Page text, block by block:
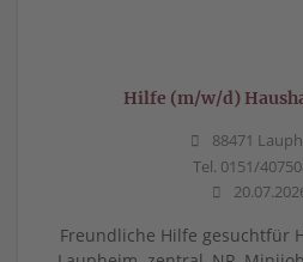
Hilfe (m/w/d)
88471
Tel. 0151/
Freundliche Hilfe gesuchtfür